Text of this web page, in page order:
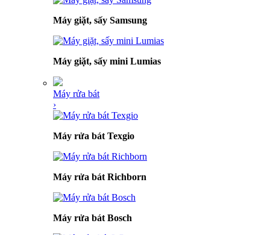
Máy giặt, sấy Samsung
Máy giặt, sấy mini Lumias
Máy rửa bát
›
Máy rửa bát Texgio
Máy rửa bát Richborn
Máy rửa bát Bosch